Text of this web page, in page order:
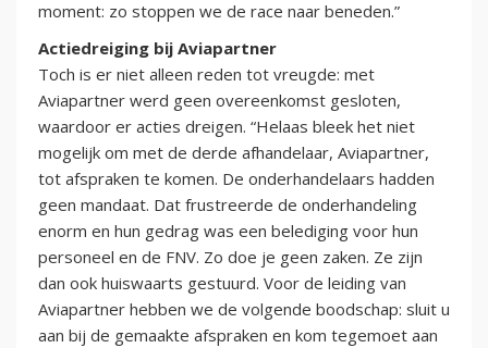
moment: zo stoppen we de race naar beneden.”
Actiedreiging bij Aviapartner
Toch is er niet alleen reden tot vreugde: met
Aviapartner werd geen overeenkomst gesloten,
waardoor er acties dreigen. “Helaas bleek het niet
mogelijk om met de derde afhandelaar, Aviapartner,
tot afspraken te komen. De onderhandelaars hadden
geen mandaat. Dat frustreerde de onderhandeling
enorm en hun gedrag was een belediging voor hun
personeel en de FNV. Zo doe je geen zaken. Ze zijn
dan ook huiswaarts gestuurd. Voor de leiding van
Aviapartner hebben we de volgende boodschap: sluit u
aan bij de gemaakte afspraken en kom tegemoet aan